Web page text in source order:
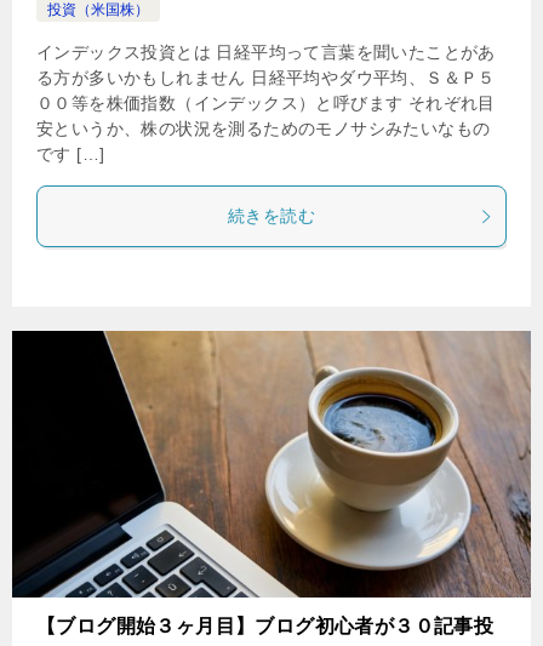
投資（米国株）
インデックス投資とは 日経平均って言葉を聞いたことがあ
る方が多いかもしれません 日経平均やダウ平均、Ｓ＆Ｐ５
００等を株価指数（インデックス）と呼びます それぞれ目
安というか、株の状況を測るためのモノサシみたいなもの
です […]
続きを読む
【ブログ開始３ヶ月目】ブログ初心者が３０記事投